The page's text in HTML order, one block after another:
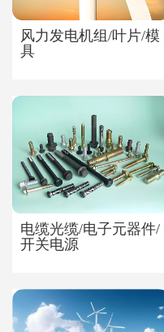
风力发电机组/叶片/模
具
电缆光缆/电子元器件/
开关电源